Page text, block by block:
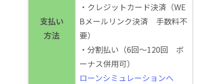
支払い
方法
・クレジットカード決済（WE
Bメールリンク決済 手数料不
要）
・分割払い（6回～120回 ボ
ーナス併用可）
ローンシミュレーションへ